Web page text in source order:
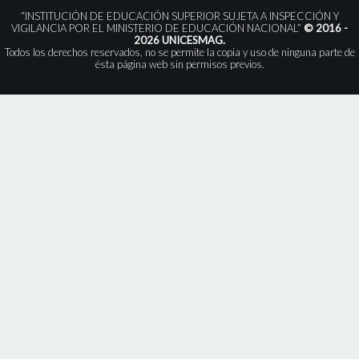
“INSTITUCIÓN DE EDUCACIÓN SUPERIOR SUJETA A INSPECCIÓN Y
VIGILANCIA POR EL MINISTERIO DE EDUCACIÓN NACIONAL” © 2016 -
2026 UNICESMAG.
Todos los derechos reservados, no se permite la copia y uso de ninguna parte de
ésta página web sin permisos previos.